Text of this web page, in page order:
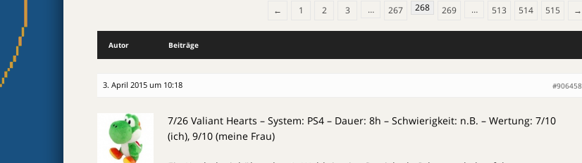
←
1 2 3 … 267 268 269 … 513 514 515 →
Autor Beiträge
3. April 2015 um 10:18 #906458
7/26 Valiant Hearts – System: PS4 – Dauer: 8h – Schwierigkeit: n.B. – Wertung: 7/10
(ich), 9/10 (meine Frau)